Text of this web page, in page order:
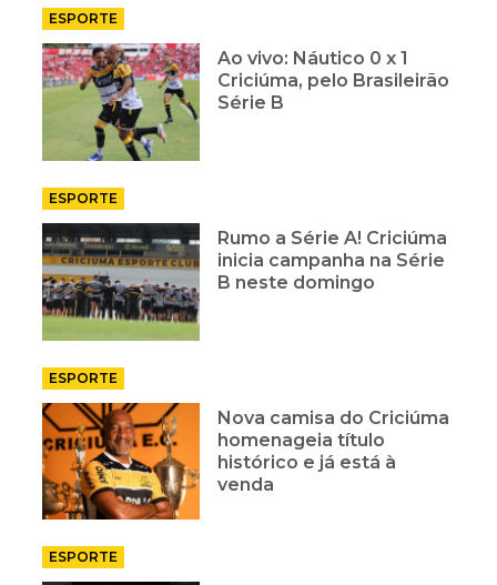
ESPORTE
Ao vivo: Náutico 0 x 1
Criciúma, pelo Brasileirão
Série B
ESPORTE
Rumo a Série A! Criciúma
inicia campanha na Série
B neste domingo
ESPORTE
Nova camisa do Criciúma
homenageia título
histórico e já está à
venda
ESPORTE